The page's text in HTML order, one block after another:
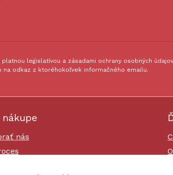
legislatívou a zásadami ochrany osobných
odkaz z ktoréhokoľvek informačného emailu.
nás